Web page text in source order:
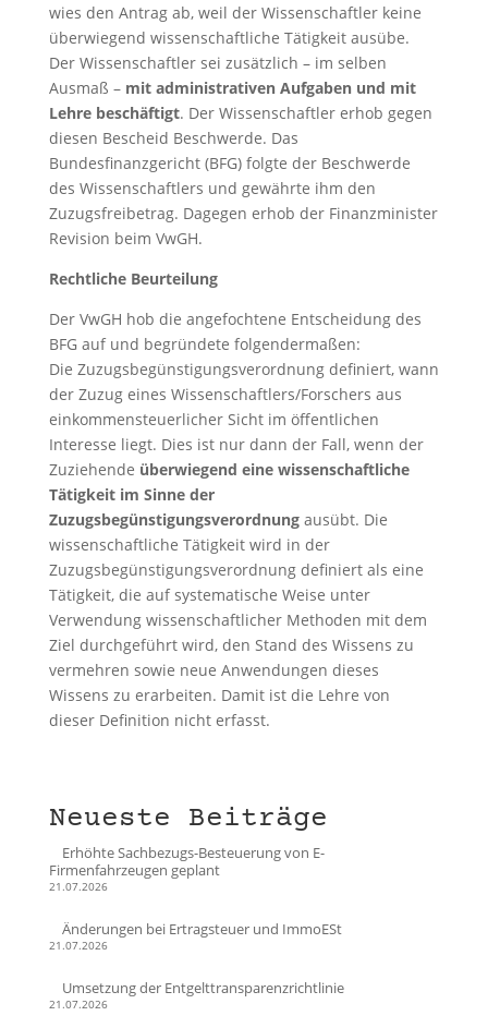
wies den Antrag ab, weil der Wissenschaftler keine
überwiegend wissenschaftliche Tätigkeit ausübe.
Der Wissenschaftler sei zusätzlich – im selben
Ausmaß – mit administrativen Aufgaben und mit
Lehre beschäftigt. Der Wissenschaftler erhob gegen
diesen Bescheid Beschwerde. Das
Bundesfinanzgericht (BFG) folgte der Beschwerde
des Wissenschaftlers und gewährte ihm den
Zuzugsfreibetrag. Dagegen erhob der Finanzminister
Revision beim VwGH.
Rechtliche Beurteilung
Der VwGH hob die angefochtene Entscheidung des
BFG auf und begründete folgendermaßen:
Die Zuzugsbegünstigungsverordnung definiert, wann
der Zuzug eines Wissenschaftlers/Forschers aus
einkommensteuerlicher Sicht im öffentlichen
Interesse liegt. Dies ist nur dann der Fall, wenn der
Zuziehende überwiegend eine wissenschaftliche
Tätigkeit im Sinne der
Zuzugsbegünstigungsverordnungausübt. Die
wissenschaftliche Tätigkeit wird in der
Zuzugsbegünstigungsverordnung definiert als eine
Tätigkeit, die auf systematische Weise unter
Verwendung wissenschaftlicher Methoden mit dem
Ziel durchgeführt wird, den Stand des Wissens zu
vermehren sowie neue Anwendungen dieses
Wissens zu erarbeiten. Damit ist die Lehre von
dieser Definition nicht erfasst.
Neueste Beiträge
Erhöhte Sachbezugs-Besteuerung von E-
Firmenfahrzeugen geplant
21.07.2026
Änderungen bei Ertragsteuer und ImmoESt
21.07.2026
Umsetzung der Entgelttransparenzrichtlinie
21.07.2026